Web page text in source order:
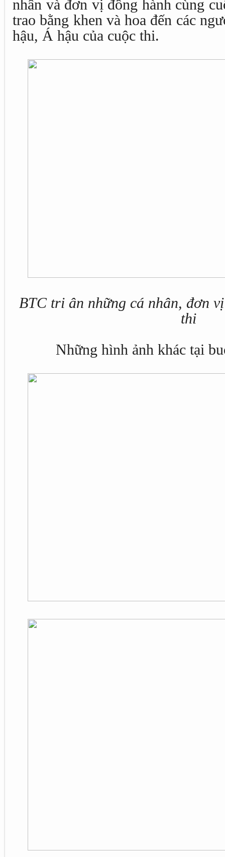
nhân và đơn vị đồng hành cùng
trao bằng khen và hoa đến các
hậu, Á hậu của cuộc thi.
BTC tri ân những cá nhân, đơn
thi
Những hình ảnh khác tại